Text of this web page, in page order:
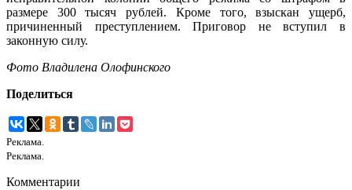
размере 300 тысяч рублей. Кроме того, взыскан ущерб,
причиненный преступлением. Приговор не вступил в
законную силу.
Фото Владилена Олофинского
Поделиться
Реклама.
Реклама.
Комментарии